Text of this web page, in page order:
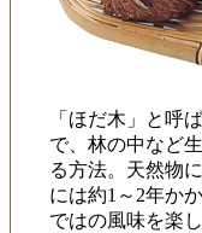
「ほだ木」と呼
で、林の中など
る方法。天然物
には約1～2年か
ではの風味を楽